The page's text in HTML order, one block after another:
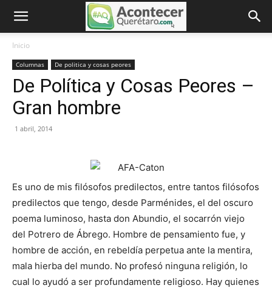
Inicio
Columnas De politica y cosas peores
De Política y Cosas Peores –
Gran hombre
1 abril, 2014
Es uno de mis filósofos predilectos, entre tantos filósofos
predilectos que tengo, desde Parménides, el del oscuro
poema luminoso, hasta don Abundio, el socarrón viejo
del Potrero de Ábrego. Hombre de pensamiento fue, y
hombre de acción, en rebeldía perpetua ante la mentira,
mala hierba del mundo. No profesó ninguna religión, lo
cual lo ayudó a ser profundamente religioso. Hay quienes